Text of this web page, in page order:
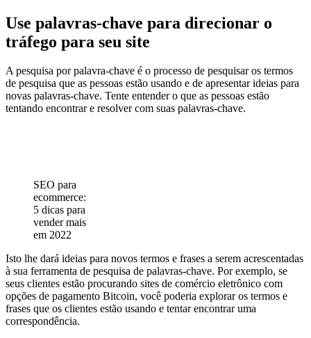
Use palavras-chave para direcionar o
tráfego para seu site
A pesquisa por palavra-chave é o processo de pesquisar os termos
de pesquisa que as pessoas estão usando e de apresentar ideias para
novas palavras-chave. Tente entender o que as pessoas estão
tentando encontrar e resolver com suas palavras-chave.
SEO para
ecommerce:
5 dicas para
vender mais
em 2022
Isto lhe dará ideias para novos termos e frases a serem acrescentadas
à sua ferramenta de pesquisa de palavras-chave. Por exemplo, se
seus clientes estão procurando sites de comércio eletrônico com
opções de pagamento Bitcoin, você poderia explorar os termos e
frases que os clientes estão usando e tentar encontrar uma
correspondência.